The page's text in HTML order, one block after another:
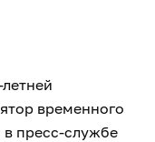
временного
пресс-службе